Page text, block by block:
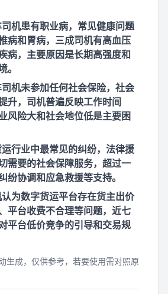
机患有职业病，常见健康问题
病和胃病，三成司机有高血压
病，主要原因是长期高强度和
。
机未参加任何社会保险，社会
升，司机普遍反映工作时间
风险大和社会地位低是主要困
行业中最常见的纠纷，法律援
需要的社会保障服务，超过一
纷协调和应急救援等支持。
为数字货运平台存在货主出价
平台收费不合理等问题，近七
平台低价竞争的引导和交易规
生成，仅供参考，若要使用需对照原